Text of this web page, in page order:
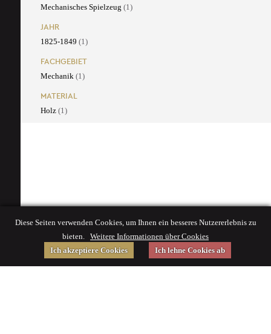
Mechanisches Spielzeug (1)
JAHR
1825-1849 (1)
FACHGEBIET
Mechanik (1)
MATERIAL
Holz (1)
Diese Seiten verwenden Cookies, um Ihnen ein besseres Nutzererlebnis zu
bieten. Weitere Informationen über Cookies
Ich akzeptiere Cookies
Ich lehne Cookies ab